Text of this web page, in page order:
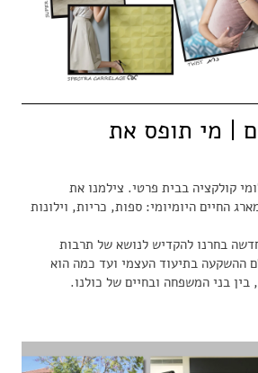
| מי תופס את
קולקציה בבית פרטי. צילמנו את
החיים היומיומי: ספות, כריות, וילונות
בחרנו להקדיש לנושא של תרבות
ההשקעה בתיעוד העצמי ועד כמה הוא
בני המשפחה ובחיים של כולנו.